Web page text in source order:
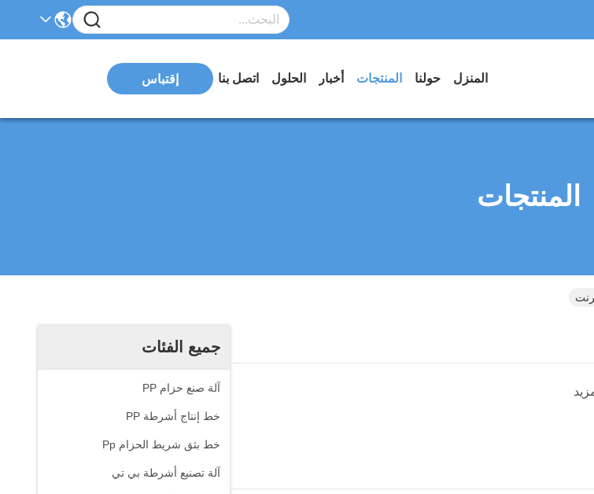
المنزل حولنا المنتجات أخبار الحلول اتصل بنا إقتباس
المنتجات
جميع الفئات
آلة صنع حزام PP
خط إنتاج أشرطة PP
خط بثق شريط الحزام Pp
آلة تصنيع أشرطة بي تي